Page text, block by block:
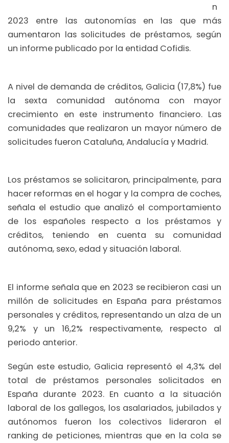
n
2023 entre las autonomías en las que más
aumentaron las solicitudes de préstamos, según
un informe publicado por la entidad Cofidis.
A nivel de demanda de créditos, Galicia (17,8%) fue
la sexta comunidad autónoma con mayor
crecimiento en este instrumento financiero. Las
comunidades que realizaron un mayor número de
solicitudes fueron Cataluña, Andalucía y Madrid.
Los préstamos se solicitaron, principalmente, para
hacer reformas en el hogar y la compra de coches,
señala el estudio que analizó el comportamiento
de los españoles respecto a los préstamos y
créditos, teniendo en cuenta su comunidad
autónoma, sexo, edad y situación laboral.
El informe señala que en 2023 se recibieron casi un
millón de solicitudes en España para préstamos
personales y créditos, representando un alza de un
9,2% y un 16,2% respectivamente, respecto al
periodo anterior.
Según este estudio, Galicia representó el 4,3% del
total de préstamos personales solicitados en
España durante 2023. En cuanto a la situación
laboral de los gallegos, los asalariados, jubilados y
autónomos fueron los colectivos lideraron el
ranking de peticiones, mientras que en la cola se